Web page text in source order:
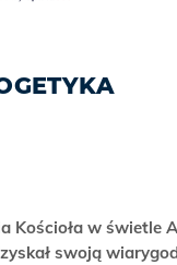
Kościoła w świetle
swoją